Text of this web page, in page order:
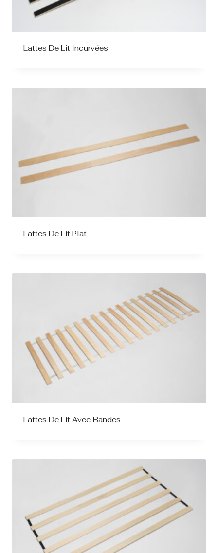
Lattes De Lit Incurvées
Lattes De Lit Plat
Lattes De Lit Avec Bandes